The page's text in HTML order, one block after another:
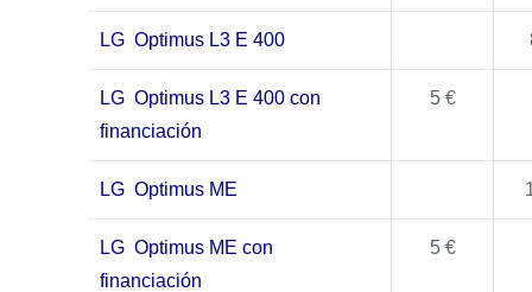
LG Optimus L3 E 400
LG Optimus L3 E 400 con
financiación
5 €
LG Optimus ME
LG Optimus ME con
financiación
5 €